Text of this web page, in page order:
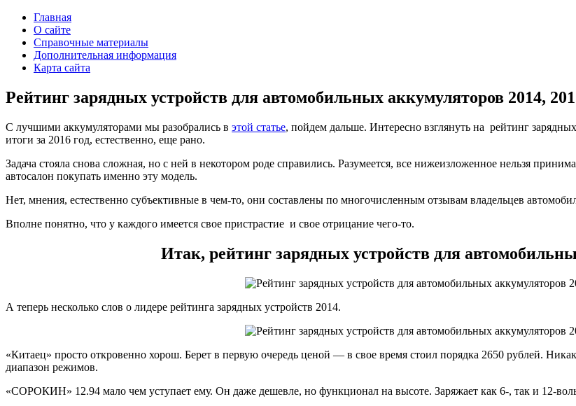
Главная
О сайте
Справочные материалы
Дополнительная информация
Карта сайта
Рейтинг зарядных устройств для автомобильных аккумуляторов 2014,
С лучшими аккумуляторами мы разобрались в этой статье, пойдем дальше. Интересно взглянуть на рейтинг
итоги за 2016 год, естественно, еще рано.
Задача стояла снова сложная, но с ней в некотором роде справились. Разумеется, все нижеизложенное нельзя
автосалон покупать именно эту модель.
Нет, мнения, естественно субъективные в чем-то, они составлены по многочисленным отзывам владельцев
Вполне понятно, что у каждого имеется свое пристрастие и свое отрицание чего-то.
Итак, рейтинг зарядных устройств для
А теперь несколько слов о лидере рейтинга зарядных устройств 2014.
«Китаец» просто откровенно хорош. Берет в первую очередь ценой — в свое время стоил порядка 2650 рублей.
диапазон режимов.
«СОРОКИН» 12.94 мало чем уступает ему. Он даже дешевле, но функционал на высоте. Заряжает как 6-, так и 12-